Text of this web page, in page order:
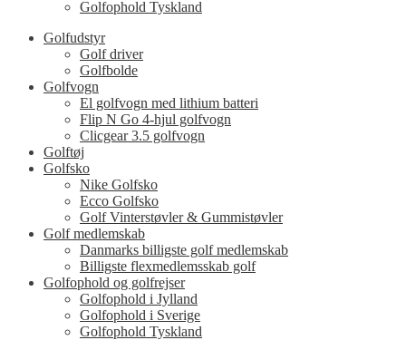
Golfophold Tyskland
Golfudstyr
Golf driver
Golfbolde
Golfvogn
El golfvogn med lithium batteri
Flip N Go 4-hjul golfvogn
Clicgear 3.5 golfvogn
Golftøj
Golfsko
Nike Golfsko
Ecco Golfsko
Golf Vinterstøvler & Gummistøvler
Golf medlemskab
Danmarks billigste golf medlemskab
Billigste flexmedlemsskab golf
Golfophold og golfrejser
Golfophold i Jylland
Golfophold i Sverige
Golfophold Tyskland